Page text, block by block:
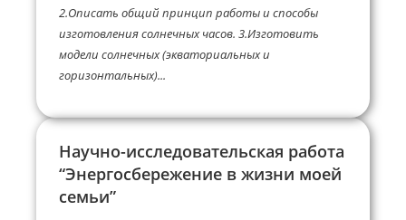
2.Описать общий принцип работы и способы
изготовления солнечных часов. 3.Изготовить
модели солнечных (экваториальных и
горизонтальных)...
Научно-исследовательская работа
“Энергосбережение в жизни моей
семьи”